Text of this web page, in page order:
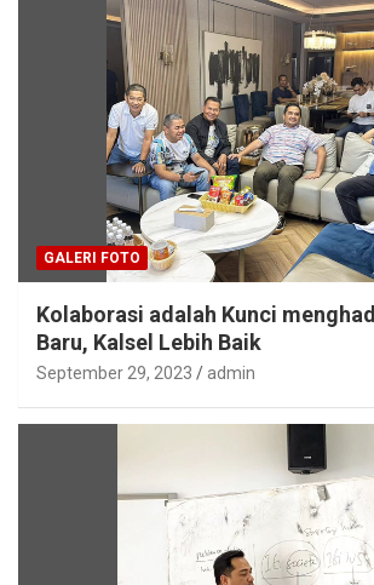
GALERI FOTO
Kolaborasi adalah Kunci
Baru, Kalsel Lebih Baik
September 29, 2023 admin